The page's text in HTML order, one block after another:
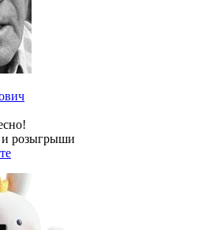
и розыгрыши